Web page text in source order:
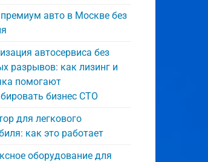
авто в Москве без
автосервиса без
разрывов: как лизинг и
помогают
бизнес СТО
для легкового
как это работает
оборудование для